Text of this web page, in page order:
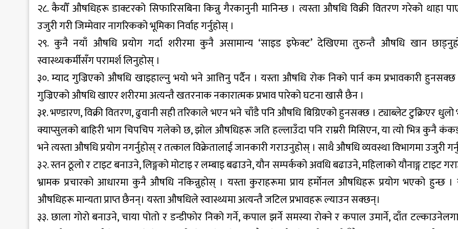
२८. कैयौँ औषधिहरू डाक्टरको सिफारिसबिना किन्नु गैरकानुनी मानिन्छ । त्यस्ता औषधि विक्री वितरण गरेको थाहा
उजुरी गरी जिम्मेवार नागरिकको भूमिका निर्वाह गर्नुहोस् ।
२९. कुनै नयाँ औषधि प्रयोग गर्दा शरीरमा कुनै असामान्य ‘साइड इफेक्ट’ देखिएमा तुरुन्तै औषधि खान
स्वास्थ्यकर्मीसँग परामर्श लिनुहोस् ।
३०. म्याद गुज्रिएको औषधि खाइहाल्नु भयो भने आत्तिनु पर्दैन । यस्ता औषधि रोक निको पार्न कम प्रभावकारी
गुज्रिएको औषधि खाएर शरीरमा अत्यन्तै खतरनाक नकारात्मक प्रभाव पारेको घटना खासै छैन ।
३१. भण्डारण, विक्री वितरण, ढुवानी सही तरिकाले भएन भने चाँडै पनि औषधि बिग्रिएको हुनसक्छ । ट्याब्लेट टुक्रिएर
क्याप्सुलको बाहिरी भाग चिपचिप गलेको छ, झोल औषधिहरू जति हल्लाउँदा पनि राम्ररी मिसिएन, या त्यो भित्र कुनै
भने त्यस्ता औषधि प्रयोग नगर्नुहोस् र तत्काल विक्रेतालाई जानकारी गराउनुहोस् । साथै औषधि व्यवस्था विभागमा उजुरी
३२. स्तन ठूलो र टाइट बनाउने, लिङ्गको मोटाइ र लम्बाइ बढाउने, यौन सम्पर्कको अवधि बढाउने, महिलाको यौनाङ्ग टाइट
भ्रामक प्रचारको आधारमा कुनै औषधि नकिन्नुहोस् । यस्ता कुराहरूमा प्राय हर्मोनल औषधिहरू प्रयोग भएको हुन्छ ।
औषधिहरू मान्यता प्राप्त छैनन्। यस्ता औषधिले स्वास्थ्यमा अत्यन्तै जटिल प्रभावहरू ल्याउन सक्छन्।
३३. छाला गोरो बनाउने, चाया पोतो र डन्डीफोर निको गर्ने, कपाल झर्ने समस्या रोक्ने र कपाल उमार्ने, दाँत